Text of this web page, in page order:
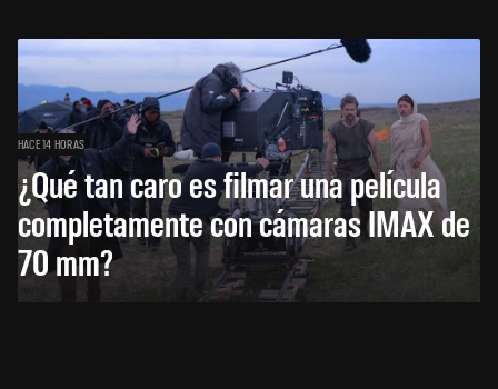
HACE 14 HORAS
¿Qué tan caro es filmar una película
completamente con cámaras IMAX de
70 mm?